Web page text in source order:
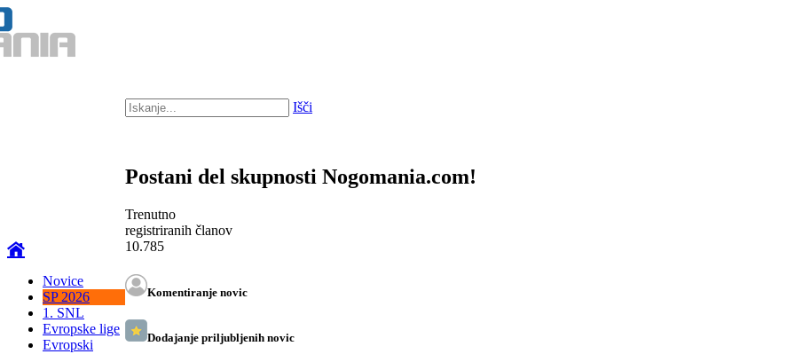
Novice
SP 2026
1. SNL
Evropske lige
Evropski
Išči
Postani del skupnosti Nogomania.com!
Trenutno
registriranih članov
10.785
Komentiranje novic
Dodajanje priljubljenih novic